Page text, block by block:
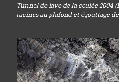
Tunnel de lave de la coulée 2004
racines au plafond et égouttage